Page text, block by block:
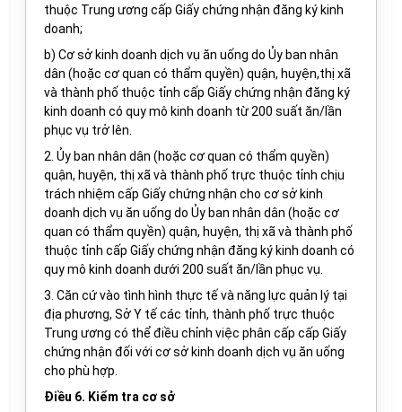
thuộc Trung ương cấp Giấy chứng nhận đăng ký kinh
doanh;
b) Cơ sở kinh doanh dịch vụ ăn uống do Ủy ban nhân
dân (hoặc cơ quan có thẩm quyền) quận, huyện,thị xã
và thành phố thuộc tỉnh cấp Giấy chứng nhận đăng ký
kinh doanh có quy mô kinh doanh từ 200 suất ăn/lần
phục vụ trở lên.
2. Ủy ban nhân dân (hoặc cơ quan có thẩm quyền)
quận, huyện, thị xã và thành phố trực thuộc tỉnh chịu
trách nhiệm cấp Giấy chứng nhận cho cơ sở kinh
doanh dịch vụ ăn uống do Ủy ban nhân dân (hoặc cơ
quan có thẩm quyền) quận, huyện, thị xã và thành phố
thuộc tỉnh cấp Giấy chứng nhận đăng ký kinh doanh có
quy mô kinh doanh dưới 200 suất ăn/lần phục vụ.
3. Căn cứ vào tình hình thực tế và năng lực quản lý tại
địa phương, Sở Y tế các tỉnh, thành phố trực thuộc
Trung ương có thể điều chỉnh việc phân cấp cấp Giấy
chứng nhận đối với cơ sở kinh doanh dịch vụ ăn uống
cho phù hợp.
Điều 6. Kiểm tra cơ sở